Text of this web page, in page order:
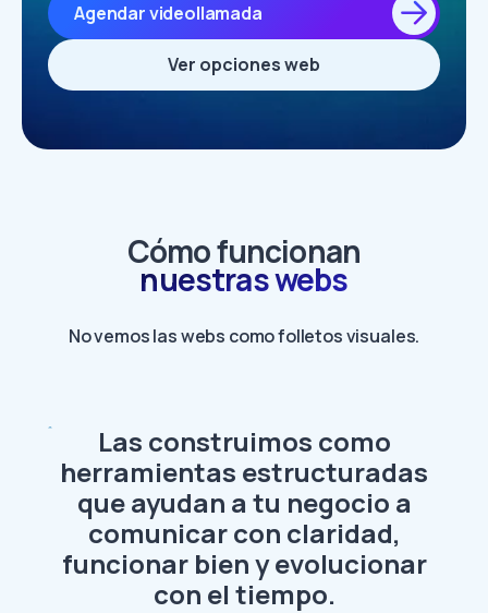
Agendar videollamada
Ver opciones web
Cómo funcionan
nuestras webs
No vemos las webs como folletos visuales.
Las construimos como
herramientas estructuradas
que ayudan a tu negocio a
comunicar con claridad,
funcionar bien y evolucionar
con el tiempo.